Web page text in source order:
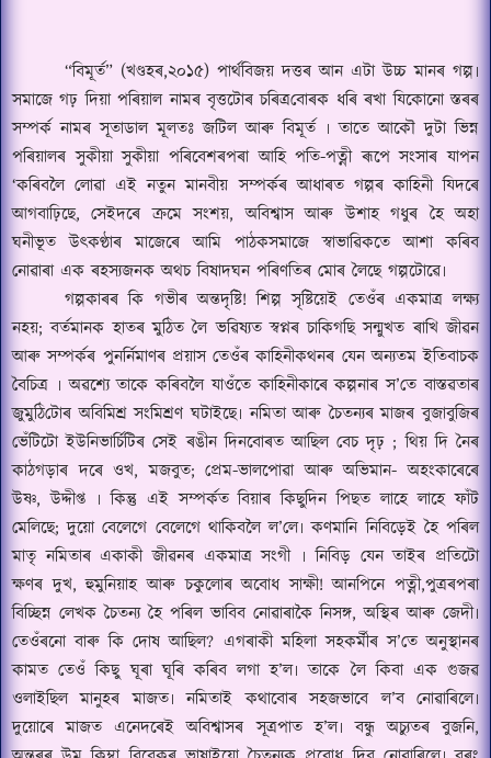
“বিমূৰ্ত” (খণ্ডহৰ,২০১৫) পাৰ্থবিজয় দত্তৰ আন এটা উচ্চ মানৰ গল্প৷
সমাজে গঢ় দিয়া পৰিয়াল নামৰ বৃত্তটোৰ চৰিত্ৰবোৰক ধৰি ৰখা যিকোনো স্তৰৰ
সম্পৰ্ক নামৰ সূতাডাল মূলতঃজটিল আৰু বিমূৰ্ত ৷ তাতে আকৌ দুটা ভিন্ন
পৰিয়ালৰসুকীয়া সুকীয়া পৰিবেশৰপৰা আহি পতি-পত্নী ৰূপে সংসাৰ যাপন
‘কৰিবলৈ লোৱা এই নতুন মানবীয় সম্পৰ্কৰ আধাৰত গল্পৰ কাহিনী যিদৰে
আগবাঢ়িছে,সেইদৰে ক্ৰমে সংশয়,অবিশ্বাস আৰু উশাহ গধুৰ হৈ অহা
ঘনীভূত উৎকণ্ঠাৰ মাজেৰে আমি পাঠকসমাজে স্বাভাৱিকতে আশা কৰিব
নোৱাৰা এক ৰহস্যজনক অথচ বিষাদঘন পৰিণতিৰ মোৰ লৈছে গল্পটোৱে৷
গল্পকাৰৰ কি গভীৰ অন্তদৃষ্টি! শিল্প সৃষ্টিয়েই তেওঁৰ একমাত্ৰ লক্ষ্য
নহয়;বৰ্তমানক হাতৰ মুঠিত লৈ ভৱিষ্যত স্বপ্নৰ চাকিগছি সন্মুখত ৰাখি জীৱন
আৰু সম্পৰ্কৰ পুনৰ্নিমাণৰ প্ৰয়াস তেওঁৰ কাহিনীকথনৰ যেন অন্যতম ইতিবাচক
বৈচিত্ৰ ৷ অৱশ্যে তাকে কৰিবলৈ যাওঁতে কাহিনীকাৰে কল্পনাৰ স’তে বাস্তৱতাৰ
জুমুঠিটোৰ অবিমিশ্ৰ সংমিশ্ৰণ ঘটাইছে৷ নমিতা আৰুচৈতন্যৰ মাজৰ বুজাবুজিৰ
ভেঁটিটো ইউনিভাৰ্চিটিৰ সেই ৰঙীন দিনবোৰত আছিল বেচ দৃঢ় ;থিয় দি নৈৰ
কাঠগড়াৰ দৰে ওখ,মজবুত;প্ৰেম-ভালপোৱা আৰু অভিমান- অহংকাৰেৰে
উষ্ণ,উদ্দীপ্ত ৷ কিন্তু এই সম্পৰ্কত বিয়াৰ কিছুদিন পিছত লাহে লাহেফাঁট
মেলিছে;দুয়ো বেলেগে বেলেগে থাকিবলৈ ল’লে৷ কণমানি নিবিড়েই হৈ পৰিল
মাতৃ নমিতাৰ একাকী জীৱনৰ একমাত্ৰ সংগী ৷ নিবিড় যেন তাইৰ প্ৰতিটো
ক্ষণৰ দুখ,হুমুনিয়াহ আৰু চকুলোৰ অবোধ সাক্ষী! আনপিনে পত্নী,পুত্ৰৰপৰা
বিচ্ছিন্ন লেখকচৈতন্য হৈ পৰিল ভাবিব নোৱাৰাকৈ নিসঙ্গ,অস্থিৰ আৰু জেদী৷
তেওঁৰনো বাৰু কি দোষ আছিল? এগৰাকী মহিলা সহকৰ্মীৰ স’তে অনুস্থানৰ
কামত তেওঁ কিছু ঘূৰা ঘূৰি কৰিব লগা হ’ল৷ তাকে লৈ কিবা এক গুজৱ
ওলাইছিল মানুহৰ মাজত৷ নমিতাই কথাবোৰ সহজভাবে ল’ব নোৱাৰিলে৷
দুয়োৰে মাজত এনেদৰেই অবিশ্বাসৰ সূত্ৰপাত হ’ল৷ বন্ধু অচ্যুতৰ বুজনি,